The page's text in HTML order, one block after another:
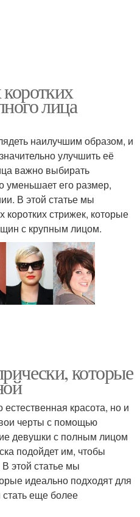
лица
наилучшим образом, и
улучшить её
важно выбирать
уменьшает его размер,
В этой статье мы
коротких стрижек, которые
с крупным лицом.
которые
красота, но и
черты с помощью
девушки с полным лицом
подойдет им, чтобы
этой статье мы
идеально подходят для
еще более